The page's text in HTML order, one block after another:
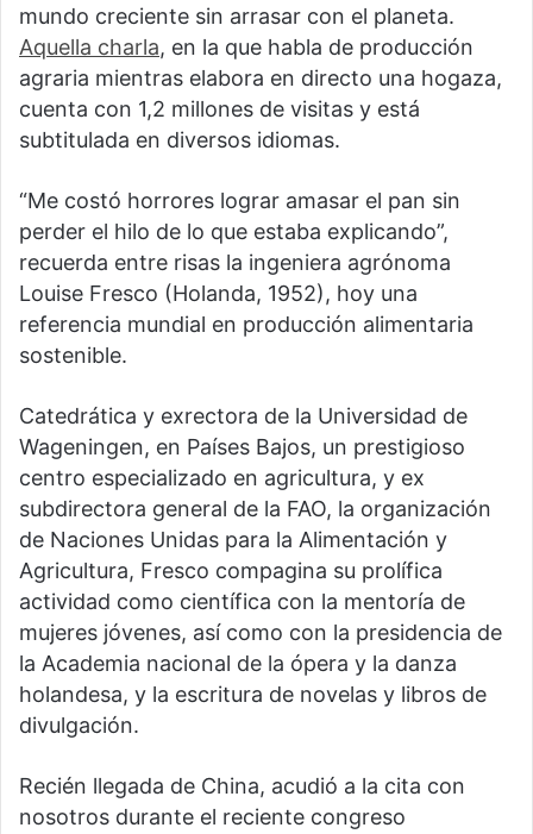
mundo creciente sin arrasar con el planeta.
Aquella charla, en la que habla de producción
agraria mientras elabora en directo una hogaza,
cuenta con 1,2 millones de visitas y está
subtitulada en diversos idiomas.
“Me costó horrores lograr amasar el pan sin
perder el hilo de lo que estaba explicando”,
recuerda entre risas la ingeniera agrónoma
Louise Fresco (Holanda, 1952), hoy una
referencia mundial en producción alimentaria
sostenible.
Catedrática y exrectora de la Universidad de
Wageningen, en Países Bajos, un prestigioso
centro especializado en agricultura, y ex
subdirectora general de la FAO, la organización
de Naciones Unidas para la Alimentación y
Agricultura, Fresco compagina su prolífica
actividad como científica con la mentoría de
mujeres jóvenes, así como con la presidencia de
la Academia nacional de la ópera y la danza
holandesa, y la escritura de novelas y libros de
divulgación.
Recién llegada de China, acudió a la cita con
nosotros durante el reciente congreso